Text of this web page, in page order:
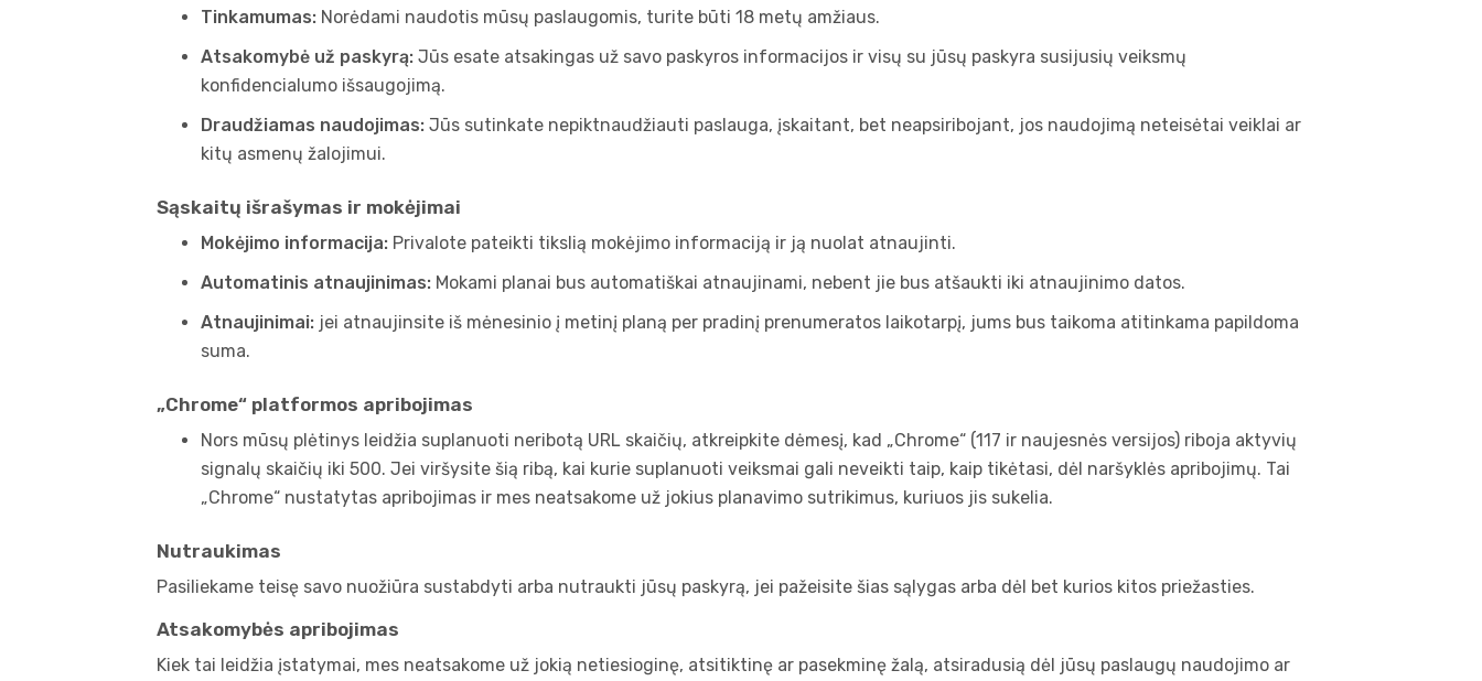
Tinkamumas: Norėdami naudotis mūsų paslaugomis, turite būti 18 metų amžiaus.
Atsakomybė už paskyrą: Jūs esate atsakingas už savo paskyros informacijos ir visų su jūsų paskyra susijusių veiksmų
konfidencialumo išsaugojimą.
Draudžiamas naudojimas: Jūs sutinkate nepiktnaudžiauti paslauga, įskaitant, bet neapsiribojant, jos naudojimą neteisėtai veiklai ar
kitų asmenų žalojimui.
Sąskaitų išrašymas ir mokėjimai
Mokėjimo informacija: Privalote pateikti tikslią mokėjimo informaciją ir ją nuolat atnaujinti.
Automatinis atnaujinimas: Mokami planai bus automatiškai atnaujinami, nebent jie bus atšaukti iki atnaujinimo datos.
Atnaujinimai: jei atnaujinsite iš mėnesinio į metinį planą per pradinį prenumeratos laikotarpį, jums bus taikoma atitinkama papildoma
suma.
„Chrome“ platformos apribojimas
Nors mūsų plėtinys leidžia suplanuoti neribotą URL skaičių, atkreipkite dėmesį, kad „Chrome“ (117 ir naujesnės versijos) riboja aktyvių
signalų skaičių iki 500. Jei viršysite šią ribą, kai kurie suplanuoti veiksmai gali neveikti taip, kaip tikėtasi, dėl naršyklės apribojimų. Tai
„Chrome“ nustatytas apribojimas ir mes neatsakome už jokius planavimo sutrikimus, kuriuos jis sukelia.
Nutraukimas
Pasiliekame teisę savo nuožiūra sustabdyti arba nutraukti jūsų paskyrą, jei pažeisite šias sąlygas arba dėl bet kurios kitos priežasties.
Atsakomybės apribojimas
Kiek tai leidžia įstatymai, mes neatsakome už jokią netiesioginę, atsitiktinę ar pasekminę žalą, atsiradusią dėl jūsų paslaugų naudojimo ar